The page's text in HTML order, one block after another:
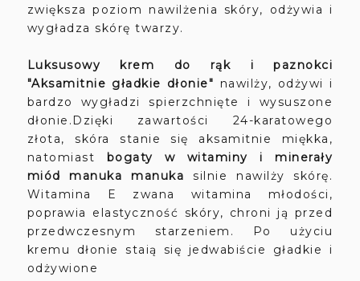
zwiększa poziom nawilżenia skóry, odżywia i
wygładza skórę twarzy.
Luksusowy krem do rąk i paznokci
"Aksamitnie gładkie dłonie" nawilży, odżywi i
bardzo wygładzi spierzchnięte i wysuszone
dłonie.Dzięki zawartości 24-karatowego
złota, skóra stanie się aksamitnie miękka,
natomiast bogaty w witaminy i minerały
miód manuka manuka silnie nawilży skórę.
Witamina E zwana witamina młodości,
poprawia elastyczność skóry, chroni ją przed
przedwczesnym starzeniem. Po użyciu
kremu dłonie staią się jedwabiście gładkie i
odżywione